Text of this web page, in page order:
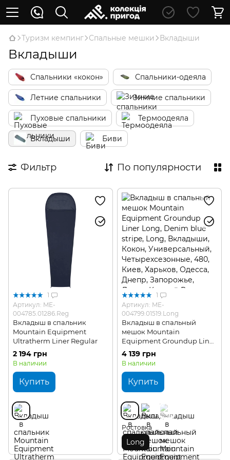
Туризм кемпинг Спальные мешки Вкладыши
Вкладыши
Спальники «кокон» Спальники-одеяла
Летние спальники Зимние спальники
Пуховые спальники Термоодеяла
Вкладыши Биви
Фильтр По популярности
1
Артикул: ME-
004785.01286.Reg
Вкладыш в спальник
Mountain Equipment
Ultratherm Liner Regular
2 194 грн
В наличии
Купить
1
Артикул: ME-
004799.01519.Long
Вкладыш в спальный
мешок Mountain
Equipment Groundup Liner
Long
4 139 грн
В наличии
Купить
Ростовка
Long